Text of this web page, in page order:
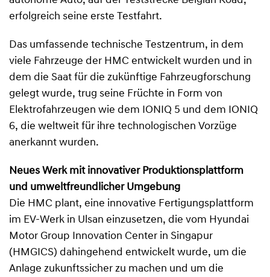
erfolgreich seine erste Testfahrt.
Das umfassende technische Testzentrum, in dem
viele Fahrzeuge der HMC entwickelt wurden und in
dem die Saat für die zukünftige Fahrzeugforschung
gelegt wurde, trug seine Früchte in Form von
Elektrofahrzeugen wie dem IONIQ 5 und dem IONIQ
6, die weltweit für ihre technologischen Vorzüge
anerkannt wurden.
Neues Werk mit innovativer Produktionsplattform
und umweltfreundlicher Umgebung
Die HMC plant, eine innovative Fertigungsplattform
im EV-Werk in Ulsan einzusetzen, die vom Hyundai
Motor Group Innovation Center in Singapur
(HMGICS) dahingehend entwickelt wurde, um die
Anlage zukunftssicher zu machen und um die